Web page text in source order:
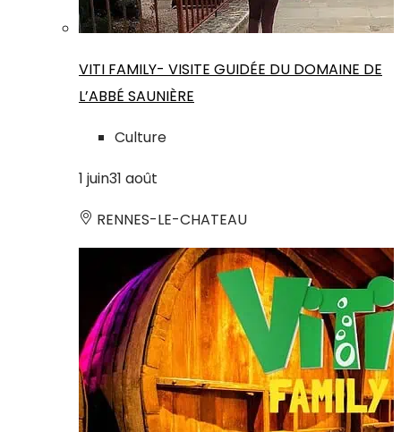
VITI FAMILY- VISITE GUIDÉE DU DOMAINE DE
L’ABBÉ SAUNIÈRE
Culture
1 juin31 août
RENNES-LE-CHATEAU